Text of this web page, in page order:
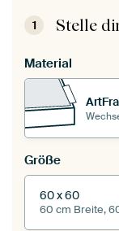
1 Stelle
Material
Größe
60 x 60
60 cm Breite,